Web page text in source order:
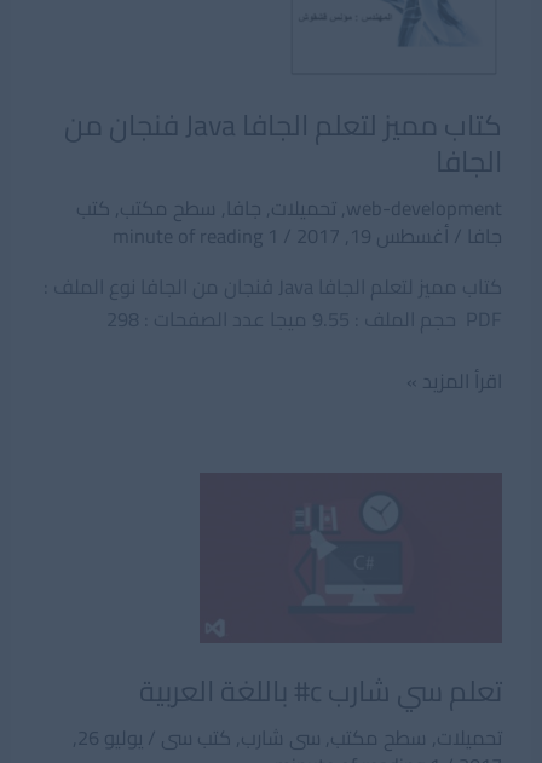
كتاب مميز لتعلم الجافا Java فنجان من
الجافا
web-development
,تحميلات, جافا, سطح مكتب, كتب
جافا / أغسطس 19, 2017 /
1 minute of reading
كتاب
اقرأ المزيد »
تعلم سي شارب c# باللغة العربية
تحميلات, سطح مكتب, سى شارب, كتب سى / يوليو 26,